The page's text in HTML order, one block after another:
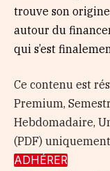
trouve son
autour du
qui s’est
Ce contenu est
Premium,
Hebdomadaire,
(PDF)
ADHÉRER